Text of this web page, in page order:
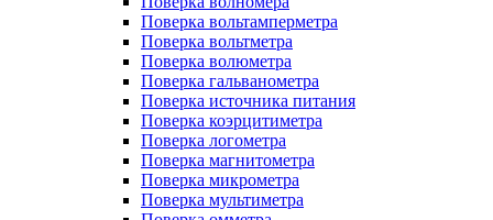
Поверка вольтамперметра
Поверка вольтметра
Поверка волюметра
Поверка гальванометра
Поверка источника питания
Поверка коэрцитиметра
Поверка логометра
Поверка магнитометра
Поверка микрометра
Поверка мультиметра